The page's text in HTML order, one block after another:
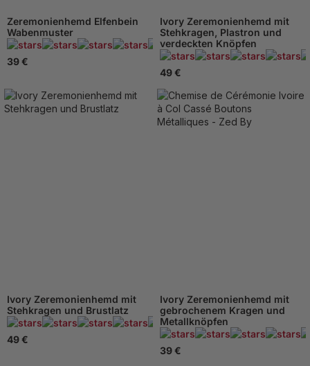
Zeremonienhemd Elfenbein
Wabenmuster
39 €
122 Beachten
Ivory Zeremonienhemd mit
Stehkragen, Plastron und
verdeckten Knöpfen
49 €
Ivory Zeremonienhemd mit
Stehkragen und Brustlatz
49 €
122 Beachten
Ivory Zeremonienhemd mit
gebrochenem Kragen und
Metallknöpfen
39 €